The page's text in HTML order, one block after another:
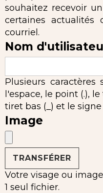
souhaitez recevoir
certaines actualités
courriel.
Nom
Plusieurs caractères
l'espace, le point (.),
tiret bas (_) et le signe
Image
Votre visage ou
1 seul fichier.